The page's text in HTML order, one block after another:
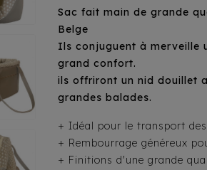
Sac fait main de grande
Belge
Ils conjuguent à merveille
grand confort.
ils offriront un nid douillet
grandes balades.
+ Idéal pour le transport
+ Rembourrage généreux
+ Finitions d'une grande